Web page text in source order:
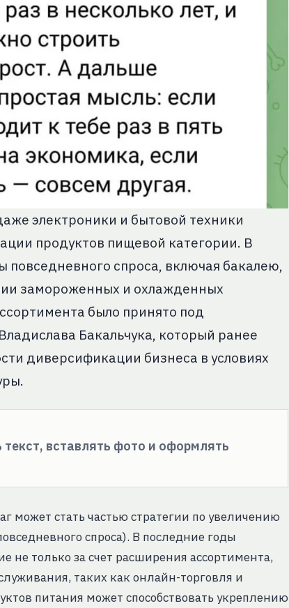
электроники и бытовой техники
продуктов пищевой категории. В
спроса, включая бакалею,
замороженных и охлажденных
было принято под
Бакальчука, который ранее
диверсификации бизнеса в условиях
вставлять фото и оформлять
может стать частью стратегии по увеличению
спроса). В последние годы
не только за счет расширения ассортимента,
таких как онлайн-торговля и
питания может способствовать укреплению